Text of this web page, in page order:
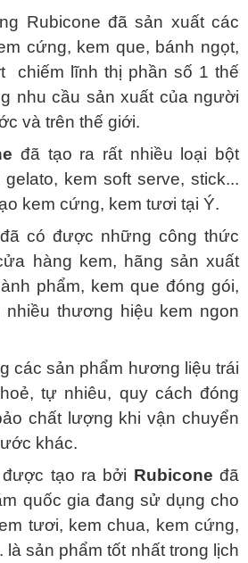
Rubicone đã sản xuất các
cứng, kem que, bánh ngọt,
chiếm lĩnh thị phần số 1 thế
nhu cầu sản xuất của người
và trên thế giới.
đã tạo ra rất nhiều loại bột
kem soft serve, stick...
kem cứng, kem tươi tại Ý.
đã có được những công thức
hàng kem, hãng sản xuất
phẩm, kem que đóng gói,
thương hiệu kem ngon
các sản phẩm hương liệu trái
tự nhiêu, quy cách đóng
chất lượng khi vận chuyển
khác.
tạo ra bởi Rubicone đã
quốc gia đang sử dụng cho
tươi, kem chua, kem cứng,
là sản phẩm tốt nhất trong lịch